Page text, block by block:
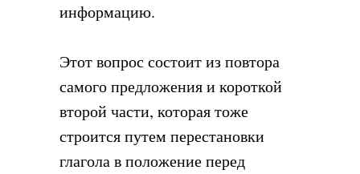
информацию.
Этот вопрос состоит из повтора
самого предложения и короткой
второй части, которая тоже
строится путем перестановки
глагола в положение перед